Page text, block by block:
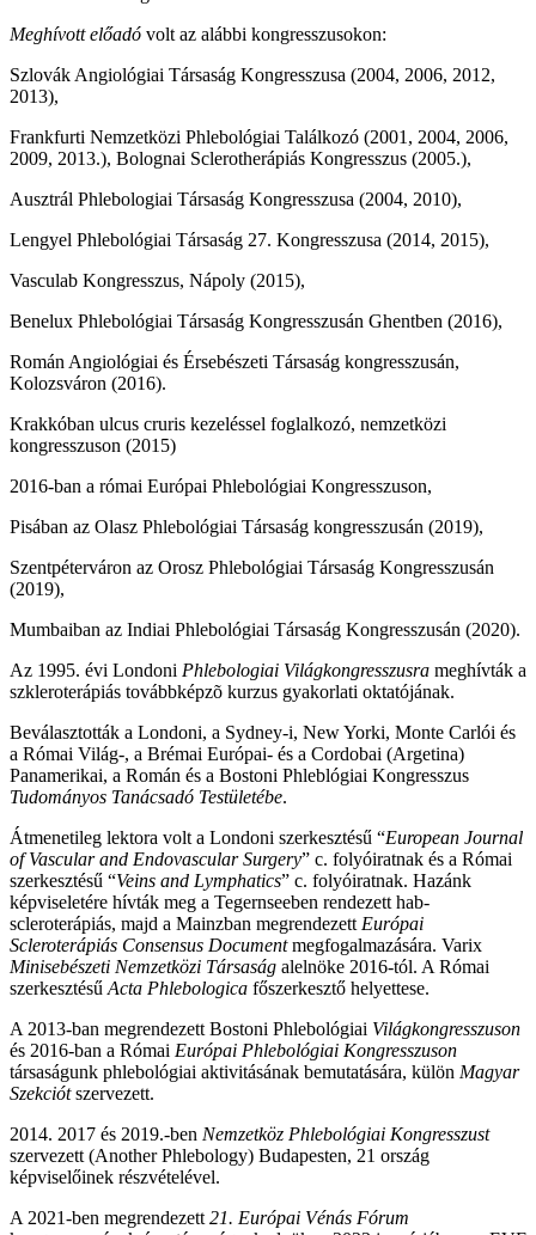
Meghívott előadó volt az alábbi kongresszusokon:
Szlovák Angiológiai Társaság Kongresszusa (2004, 2006, 2012,
2013),
Frankfurti Nemzetközi Phlebológiai Találkozó (2001, 2004, 2006,
2009, 2013.), Bolognai Sclerotherápiás Kongresszus (2005.),
Ausztrál Phlebologiai Társaság Kongresszusa (2004, 2010),
Lengyel Phlebológiai Társaság 27. Kongresszusa (2014, 2015),
Vasculab Kongresszus, Nápoly (2015),
Benelux Phlebológiai Társaság Kongresszusán Ghentben (2016),
Román Angiológiai és Érsebészeti Társaság kongresszusán,
Kolozsváron (2016).
Krakkóban ulcus cruris kezeléssel foglalkozó, nemzetközi
kongresszuson (2015)
2016-ban a római Európai Phlebológiai Kongresszuson,
Pisában az Olasz Phlebológiai Társaság kongresszusán (2019),
Szentpéterváron az Orosz Phlebológiai Társaság Kongresszusán
(2019),
Mumbaiban az Indiai Phlebológiai Társaság Kongresszusán (2020).
Az 1995. évi Londoni Phlebologiai Világkongresszusra meghívták a
szkleroterápiás továbbképzõ kurzus gyakorlati oktatójának.
Beválasztották a Londoni, a Sydney-i, New Yorki, Monte Carlói és
a Római Világ-, a Brémai Európai- és a Cordobai (Argetina)
Panamerikai, a Román és a Bostoni Phleblógiai Kongresszus
Tudományos Tanácsadó Testületébe.
Átmenetileg lektora volt a Londoni szerkesztésű “European Journal
of Vascular and Endovascular Surgery” c. folyóiratnak és a Római
szerkesztésű “Veins and Lymphatics” c. folyóiratnak. Hazánk
képviseletére hívták meg a Tegernseeben rendezett hab-
scleroterápiás, majd a Mainzban megrendezett Európai
Scleroterápiás Consensus Documentmegfogalmazására. Varix
Minisebészeti Nemzetközi Társaság alelnöke 2016-tól. A Római
szerkesztésű Acta Phlebologica főszerkesztő helyettese.
A 2013-ban megrendezett Bostoni Phlebológiai Világkongresszuson
és 2016-ban a Római Európai Phlebológiai Kongresszuson
társaságunk phlebológiai aktivitásának bemutatására, külön Magyar
Szekciótszervezett.
2014. 2017 és 2019.-ben Nemzetköz Phlebológiai Kongresszust
szervezett (Another Phlebology) Budapesten, 21 ország
képviselőinek részvételével.
A 2021-ben megrendezett 21. Európai Vénás Fórum